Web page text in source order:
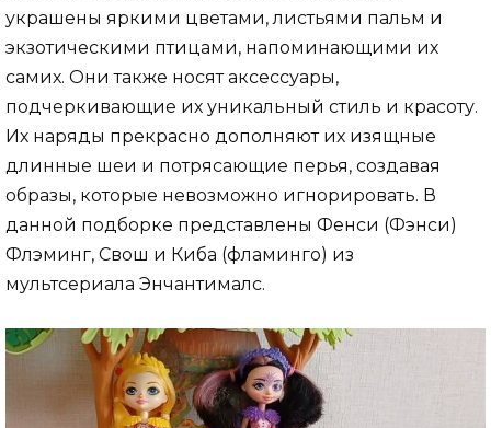
украшены яркими цветами, листьями пальм и
экзотическими птицами, напоминающими их
самих. Они также носят аксессуары,
подчеркивающие их уникальный стиль и красоту.
Их наряды прекрасно дополняют их изящные
длинные шеи и потрясающие перья, создавая
образы, которые невозможно игнорировать. В
данной подборке представлены Фенси (Фэнси)
Флэминг, Свош и Киба (фламинго) из
мультсериала Энчантималс.